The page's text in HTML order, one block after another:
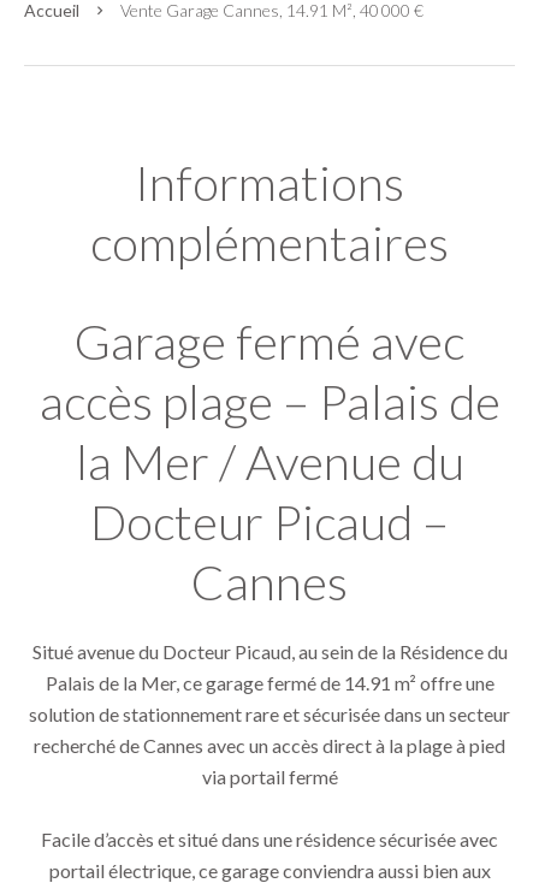
Accueil Vente Garage Cannes, 14.91 M², 40 000 €
Informations
complémentaires
Garage fermé avec
accès plage – Palais de
la Mer / Avenue du
Docteur Picaud –
Cannes
Situé avenue du Docteur Picaud, au sein de la Résidence du
Palais de la Mer, ce garage fermé de 14.91 m² offre une
solution de stationnement rare et sécurisée dans un secteur
recherché de Cannes avec un accès direct à la plage à pied
via portail fermé
Facile d’accès et situé dans une résidence sécurisée avec
portail électrique, ce garage conviendra aussi bien aux